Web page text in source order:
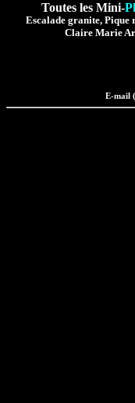
Toutes les Mini-
Escalade granite, Pique
Claire Marie
E-mail